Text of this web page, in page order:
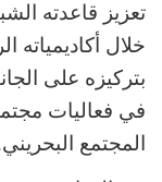
تعزيز قاعدته
خلال أكاديمياته
بتركيزه على
في فعاليات
المجتمع